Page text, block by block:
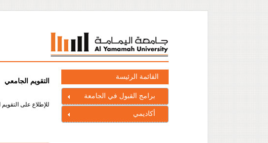
القائمة الرئيسة
برامج القبول في الجامعة
أكاديمي
التقويم الجامعي
للإطلاع على